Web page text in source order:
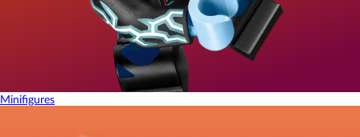
Minifigures